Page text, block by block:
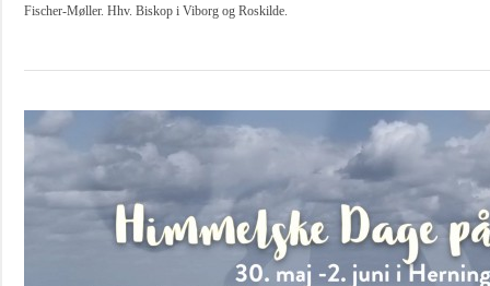
Fischer-Møller. Hhv. Biskop i Viborg og Roskilde.